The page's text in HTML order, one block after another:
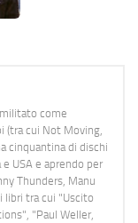
come
(tra cui Not Moving,
cinquantina di dischi
USA e aprendo per
Thunders, Manu
libri tra cui "Uscito
"Paul Weller,